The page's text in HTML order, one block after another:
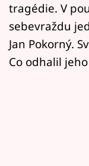
Sledujte nás
tragédie. V
sebevraždu
Jan Pokorný.
Co odhalil